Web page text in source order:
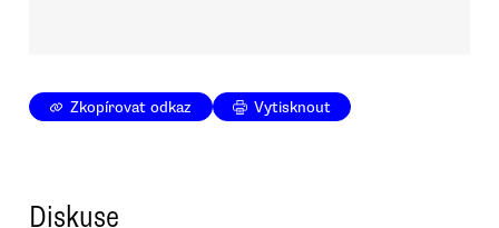
Zkopírovat odkaz Vytisknout
Diskuse